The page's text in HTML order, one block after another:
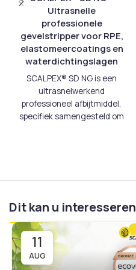
Ultrasnelle
professionele
gevelstripper voor RPE,
elastomeercoatings en
waterdichtingslagen
SCALPEX® SD NG is een
ultrasnelwerkend
professioneel afbijtmiddel,
specifiek samengesteld om
Épais), elastomeerverven,
waterdichtingslagen en
membraansystemen.
formule valt gericht de
polymeerketens van deze
Dit kan u interesseren
11
AUG